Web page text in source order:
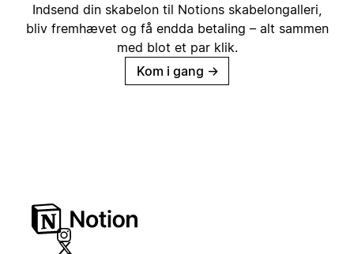
Indsend din skabelon til Notions skabelongalleri,
bliv fremhævet og få endda betaling – alt sammen
med blot et par klik.
Kom i gang →